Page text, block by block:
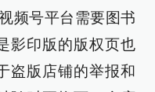
频号平台需要图书
影印版的版权页也
盗版店铺的举报和